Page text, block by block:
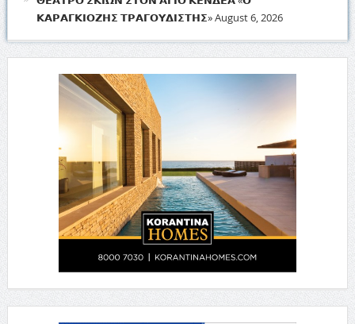
𝝟𝝖𝝦𝝖𝝘𝝟𝝞𝝤𝝛𝝜𝝨 𝝩𝝦𝝖𝝘𝝤𝝪𝝙𝝞𝝨𝝩𝝜𝝨»August 6, 2026